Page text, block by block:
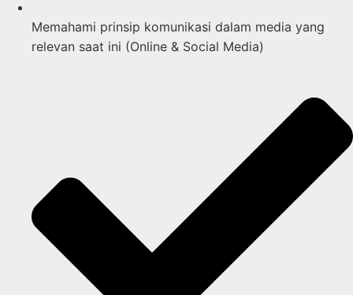
Memahami prinsip komunikasi dalam media yang
relevan saat ini (Online & Social Media)